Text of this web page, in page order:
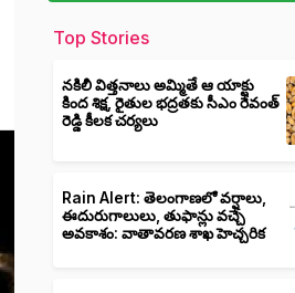
Top Stories
నకిలీ విత్తనాలు అమ్మితే ఆ యాక్టు
కింద శిక్ష, రైతుల భద్రతకు సీఎం రేవంత్
రెడ్డి కీలక చర్యలు
Rain Alert: తెలంగాణలో వర్షాలు,
ఈదురుగాలులు, తుఫాన్లు వచ్చే
అవకాశం: వాతావరణ శాఖ హెచ్చరిక